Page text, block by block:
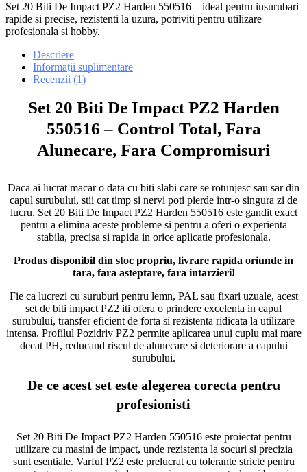
Set 20 Biti De Impact PZ2 Harden 550516 – ideal pentru insurubari
rapide si precise, rezistenti la uzura, potriviti pentru utilizare
profesionala si hobby.
Descriere
Informații suplimentare
Recenzii (1)
Set 20 Biti De Impact PZ2 Harden
550516 – Control Total, Fara
Alunecare, Fara Compromisuri
Daca ai lucrat macar o data cu biti slabi care se rotunjesc sau sar din
capul surubului, stii cat timp si nervi poti pierde intr-o singura zi de
lucru. Set 20 Biti De Impact PZ2 Harden 550516 este gandit exact
pentru a elimina aceste probleme si pentru a oferi o experienta
stabila, precisa si rapida in orice aplicatie profesionala.
Produs disponibil din stoc propriu, livrare rapida oriunde in
tara, fara asteptare, fara intarzieri!
Fie ca lucrezi cu suruburi pentru lemn, PAL sau fixari uzuale, acest
set de biti impact PZ2 iti ofera o prindere excelenta in capul
surubului, transfer eficient de forta si rezistenta ridicata la utilizare
intensa. Profilul Pozidriv PZ2 permite aplicarea unui cuplu mai mare
decat PH, reducand riscul de alunecare si deteriorare a capului
surubului.
De ce acest set este alegerea corecta pentru
profesionisti
Set 20 Biti De Impact PZ2 Harden 550516 este proiectat pentru
utilizare cu masini de impact, unde rezistenta la socuri si precizia
sunt esentiale. Varful PZ2 este prelucrat cu tolerante stricte pentru